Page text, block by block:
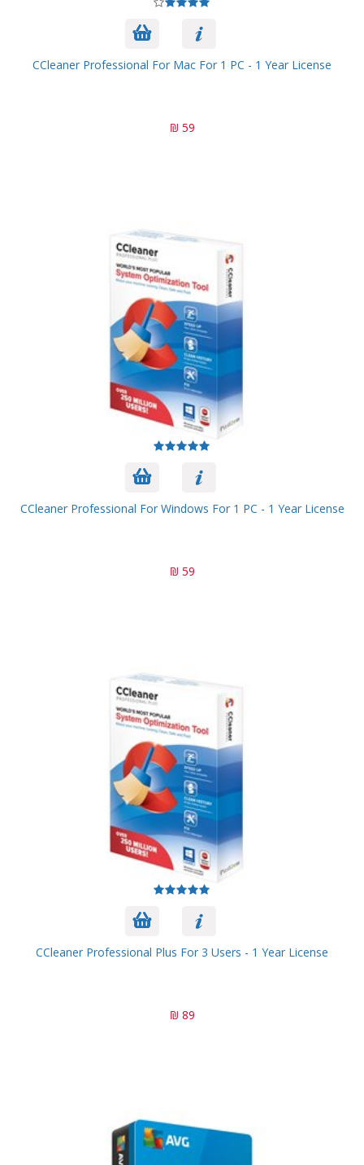
CCleaner Professional For Mac For 1 PC - 1 Year License
59 ₪
CCleaner Professional For Windows For 1 PC - 1 Year License
59 ₪
CCleaner Professional Plus For 3 Users - 1 Year License
89 ₪